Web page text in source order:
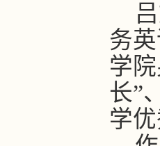
务
学
长”
学